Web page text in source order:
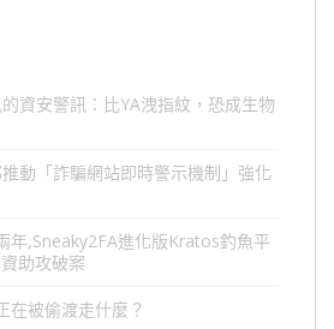
資安警訊：比YA洩指紋，恐成生物
動「詐騙網站即時警示機制」強化
,Sneaky2FA進化版Kratos釣魚平
助攻破案
在被偷渡走什麼？